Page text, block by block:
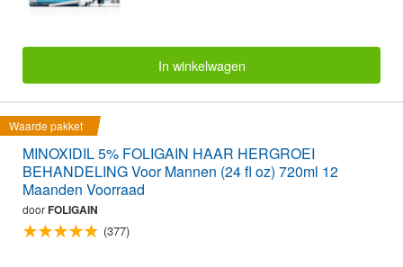
In winkelwagen
Waarde pakket
MINOXIDIL 5% FOLIGAIN HAAR HERGROEI
BEHANDELING Voor Mannen (24 fl oz) 720ml 12
Maanden Voorraad
doorFOLIGAIN
(377)